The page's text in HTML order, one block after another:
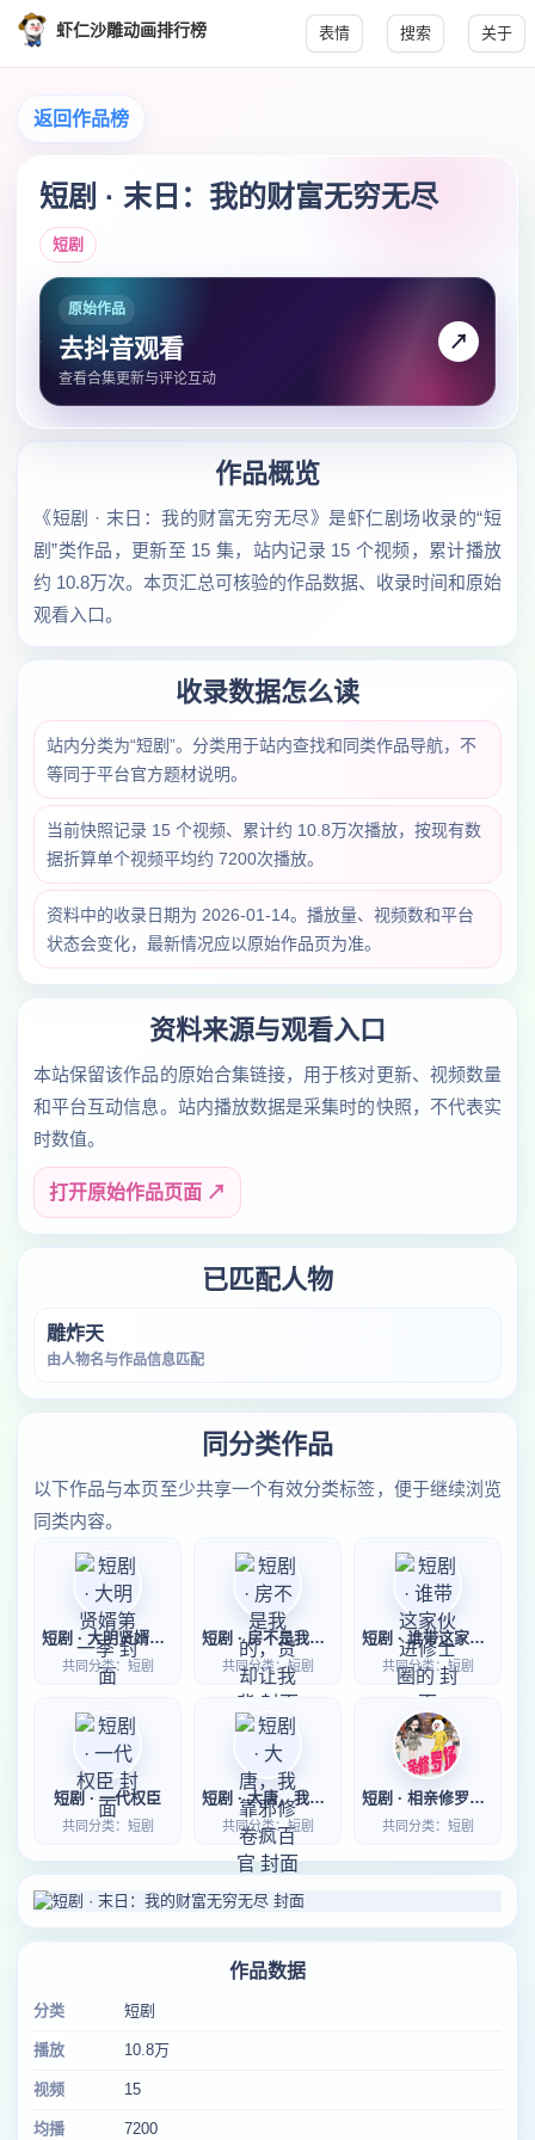
虾仁沙雕动画排行榜 表情 搜索 关于
返回作品榜
短剧 · 末日：我的财富无穷无尽
短剧
原始作品
去抖音观看
查看合集更新与评论互动
↗
作品概览
《短剧 · 末日：我的财富无穷无尽》是虾仁剧场收录的“短
剧”类作品，更新至 15 集，站内记录 15 个视频，累计播放
约 10.8万次。本页汇总可核验的作品数据、收录时间和原始
观看入口。
收录数据怎么读
站内分类为“短剧”。分类用于站内查找和同类作品导航，不
等同于平台官方题材说明。
当前快照记录 15 个视频、累计约 10.8万次播放，按现有数
据折算单个视频平均约 7200次播放。
资料中的收录日期为 2026-01-14。播放量、视频数和平台
状态会变化，最新情况应以原始作品页为准。
资料来源与观看入口
本站保留该作品的原始合集链接，用于核对更新、视频数量
和平台互动信息。站内播放数据是采集时的快照，不代表实
时数值。
打开原始作品页面 ↗
已匹配人物
雕炸天
由人物名与作品信息匹配
同分类作品
以下作品与本页至少共享一个有效分类标签，便于继续浏览
同类内容。
短剧 · 大明贤婿第一季
共同分类：短剧
短剧 · 房不是我的，贷却让我背
共同分类：短剧
短剧 · 谁带这家伙进修士圈的
共同分类：短剧
短剧 · 一代权臣
共同分类：短剧
短剧 · 大唐，我靠邪修卷疯百官
共同分类：短剧
短剧 · 相亲修罗场第一季
共同分类：短剧
作品数据
分类 短剧
播放 10.8万
视频 15
均播 7200